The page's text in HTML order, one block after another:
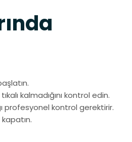
kalmadığını kontrol edin.
profesyonel kontrol gerektirir.